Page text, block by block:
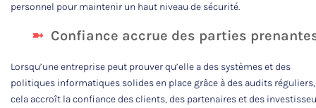
personnel pour maintenir un haut niveau de sécurité.
Confiance accrue des parties
Lorsqu’une entreprise peut prouver qu’elle a des systèmes et des
politiques informatiques solides en place grâce à des audits réguliers,
cela accroît la confiance des clients, des partenaires et des